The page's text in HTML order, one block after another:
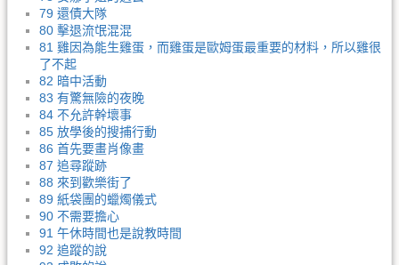
79 還債大隊
80 擊退流氓混混
81 雞因為能生雞蛋，而雞蛋是歐姆蛋最重要的材料，所以雞很
了不起
82 暗中活動
83 有驚無險的夜晚
84 不允許幹壞事
85 放學後的搜捕行動
86 首先要畫肖像畫
87 追尋蹤跡
88 來到歡樂街了
89 紙袋團的蠟燭儀式
90 不需要擔心
91 午休時間也是說教時間
92 追蹤的說